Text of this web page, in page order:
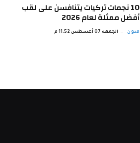
10 نجمات تركيات يتنافسن على لقب
أفضل ممثلة لعام 2026
فنون الجمعة 07 أغسطس 11:52 م